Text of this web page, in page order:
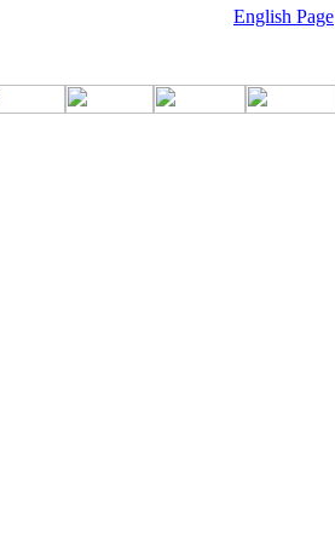
English Page